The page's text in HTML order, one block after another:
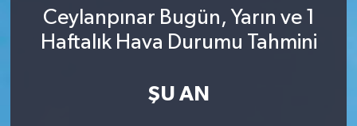
Ceylanpınar Bugün, Yarın ve 1
Haftalık Hava Durumu Tahmini
ŞU AN
Haber Arşivi